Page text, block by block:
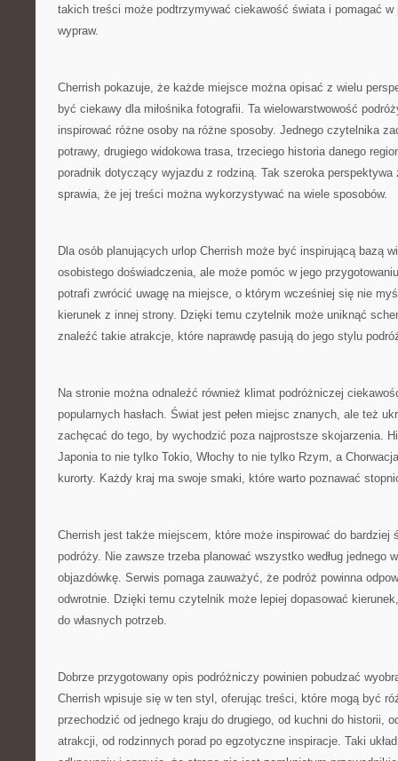
takich treści może podtrzymywać ciekawość świata i pomagać w
wypraw.
Cherrish pokazuje, że każde miejsce można opisać z wielu
być ciekawy dla miłośnika fotografii. Ta wielowarstwowość
inspirować różne osoby na różne sposoby. Jednego czytelnika
potrawy, drugiego widokowa trasa, trzeciego historia danego
poradnik dotyczący wyjazdu z rodziną. Tak szeroka
sprawia, że jej treści można wykorzystywać na wiele sposobów.
Dla osób planujących urlop Cherrish może być inspirującą bazą
osobistego doświadczenia, ale może pomóc w jego
potrafi zwrócić uwagę na miejsce, o którym wcześniej się nie
kierunek z innej strony. Dzięki temu czytelnik może uniknąć
znaleźć takie atrakcje, które naprawdę pasują do jego stylu
Na stronie można odnaleźć również klimat podróżniczej
popularnych hasłach. Świat jest pełen miejsc znanych, ale też
zachęcać do tego, by wychodzić poza najprostsze skojarzenia.
Japonia to nie tylko Tokio, Włochy to nie tylko Rzym, a
kurorty. Każdy kraj ma swoje smaki, które warto poznawać
Cherrish jest także miejscem, które może inspirować do bardziej
podróży. Nie zawsze trzeba planować wszystko według jednego
objazdówkę. Serwis pomaga zauważyć, że podróż powinna
odwrotnie. Dzięki temu czytelnik może lepiej dopasować
do własnych potrzeb.
Dobrze przygotowany opis podróżniczy powinien pobudzać
Cherrish wpisuje się w ten styl, oferując treści, które mogą być
przechodzić od jednego kraju do drugiego, od kuchni do historii,
atrakcji, od rodzinnych porad po egzotyczne inspiracje. Taki